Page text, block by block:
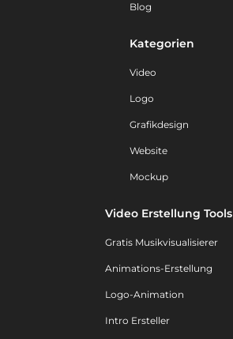
Blog
Kategorien
Video
Logo
Grafikdesign
Website
Mockup
Video Erstellung Tools
Gratis Musikvisualisierer
Animations-Erstellung
Logo-Animation
Intro Ersteller